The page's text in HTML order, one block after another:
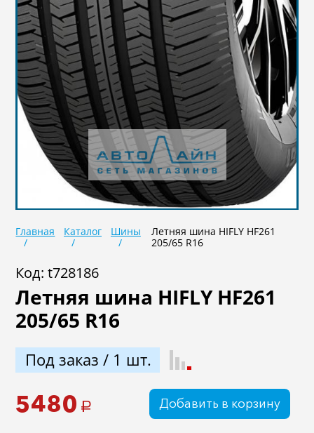
Не задан
В наличии Под заказ
Подобрать Сброс
Главная Каталог Шины
Летняя шина HIFLY HF261
205/65 R16
Код: t728186
Летняя шина HIFLY HF261
205/65 R16
Под заказ / 1 шт.
5480 a Добавить в корзину